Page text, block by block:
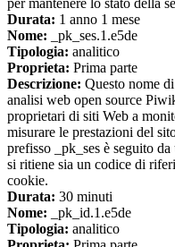
per mantenere lo stato della
Durata: 1 anno 1 mese
Nome: _pk_ses.1.e5de
Tipologia: analitico
Proprieta: Prima parte
Descrizione: Questo nome
analisi web open source
proprietari di siti Web a
misurare le prestazioni del
prefisso _pk_ses è seguito
si ritiene sia un codice di
cookie.
Durata: 30 minuti
Nome: _pk_id.1.e5de
Tipologia: analitico